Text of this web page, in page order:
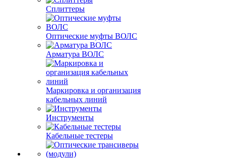
Сплиттеры
Оптические муфты ВОЛС
Арматура ВОЛС
Маркировка и организация
кабельных линий
Инструменты
Кабельные тестеры